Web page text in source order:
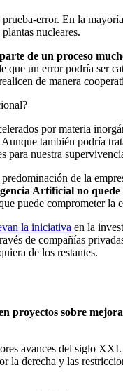
error. En la
nucleares.
de un proceso
un error podría ser
de manera
por materia
también podría
para nuestra
de la
Artificial no
puede comprometer la
la iniciativa en la
de compañías
de los restantes.
proyectos sobre
avances del siglo
la derecha y las